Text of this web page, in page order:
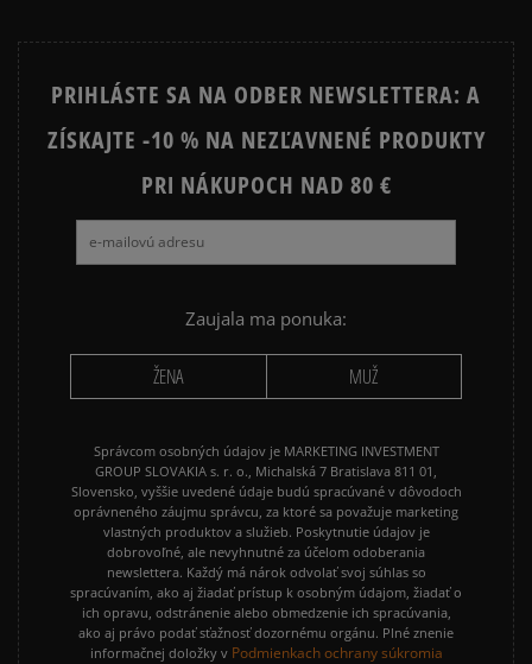
PRIHLÁSTE SA NA ODBER NEWSLETTERA: A
ZÍSKAJTE -10 % NA NEZĽAVNENÉ PRODUKTY
PRI NÁKUPOCH NAD 80 €
Zaujala ma ponuka:
ŽENA MUŽ
Správcom osobných údajov je MARKETING INVESTMENT
GROUP SLOVAKIA s. r. o., Michalská 7 Bratislava 811 01,
Slovensko, vyššie uvedené údaje budú spracúvané v dôvodoch
oprávneného záujmu správcu, za ktoré sa považuje marketing
vlastných produktov a služieb. Poskytnutie údajov je
dobrovoľné, ale nevyhnutné za účelom odoberania
newslettera. Každý má nárok odvolať svoj súhlas so
spracúvaním, ako aj žiadať prístup k osobným údajom, žiadať o
ich opravu, odstránenie alebo obmedzenie ich spracúvania,
ako aj právo podať sťažnosť dozornému orgánu. Plné znenie
informačnej doložky v Podmienkach ochrany súkromia